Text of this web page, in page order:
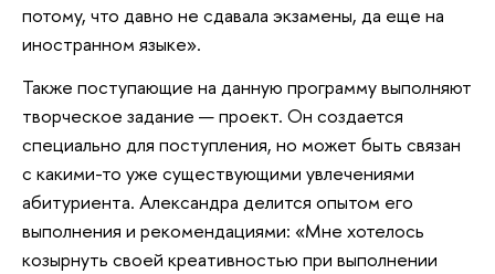
потому, что давно не сдавала экзамены, да еще на
иностранном языке».
Также поступающие на данную программу выполняют
творческое задание — проект. Он создается
специально для поступления, но может быть связан
с какими-то уже существующими увлечениями
абитуриента. Александра делится опытом его
выполнения и рекомендациями: «Мне хотелось
козырнуть своей креативностью при выполнении